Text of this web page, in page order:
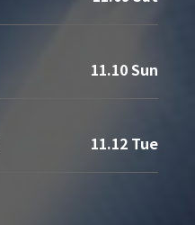
11.10 Sun
11.12 Tue